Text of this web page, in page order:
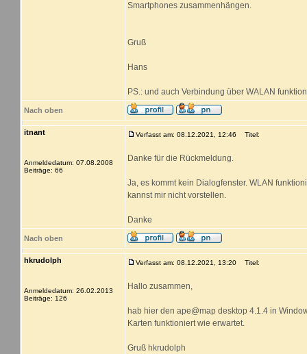
Smartphones zusammenhängen.
Gruß
Hans
PS.: und auch Verbindung über WALAN
Nach oben
itnant
Anmeldedatum: 07.08.2008
Beiträge: 66
Verfasst am: 08.12.2021, 12:46 Titel:
Danke für die Rückmeldung.
Ja, es kommt kein Dialogfenster. WLAN
kannst mir nicht vorstellen.
Danke
Nach oben
hkrudolph
Anmeldedatum: 26.02.2013
Beiträge: 126
Verfasst am: 08.12.2021, 13:20 Titel:
Hallo zusammen,
hab hier den ape@map desktop 4.1.4 in
Karten funktioniert wie erwartet.
Gruß hkrudolph